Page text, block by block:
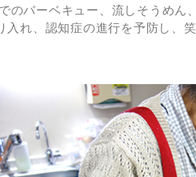
のバーベキュー、流しそうめん
れ、認知症の進行を予防し、